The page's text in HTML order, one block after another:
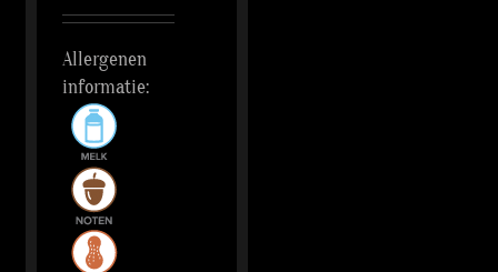
Allergenen
informatie: